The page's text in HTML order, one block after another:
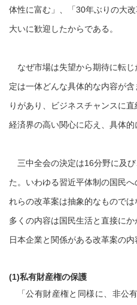
体性に富む」、「30年ぶりの大
大いに歓迎したからである。
なぜ市場は失望から期待に転
定は一体どんな具体的な内容が
りがあり、ビジネスチャンスに
経済界の高い関心に応え、具体的
三中全会の決定は16分野に及
た。いわゆる習近平体制の国民
れらの改革案は抽象的なもので
多くの内容は国民生活と直接にか
日本企業と関係がある改革案の内
(1)私有財産権の保護
「公有財産権と同様に、非公